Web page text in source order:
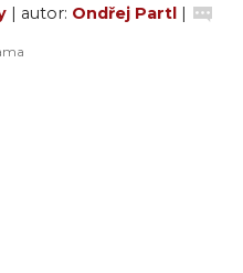
| autor: Ondřej Partl |